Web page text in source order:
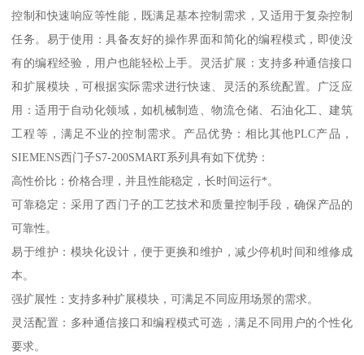
控制和快速响应等性能，既满足基本控制需求，又适用于复杂控制
任务。易于使用：具备友好的操作界面和简化的编程模式，即使没
有的编程经验，用户也能轻松上手。灵活扩展：支持多种通信接口
和扩展模块，可根据实际需求进行快速、灵活的系统配置。广泛应
用：适用于自动化领域，如机械制造、物流仓储、石油化工、建筑
工程等，满足不业的控制需求。产品优势：相比其他PLC产品，
SIEMENS西门子S7-200SMART系列具有如下优势：
高性价比：价格合理，并且性能稳定，长时间运行*。
可靠稳定：采用了西门子的工艺技术和质量控制手段，确保产品的
可靠性。
易于维护：模块化设计，便于更换和维护，减少停机时间和维修成
本。
强扩展性：支持多种扩展模块，可满足不同应用场景的需求。
灵活配置：多种通信接口和编程模式可选，满足不同用户的个性化
要求。